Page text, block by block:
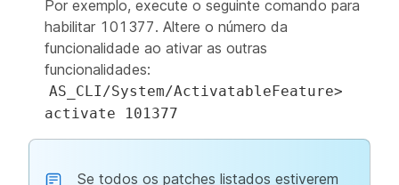
Por exemplo, execute o seguinte comando para
habilitar 101377. Altere o número da
funcionalidade ao ativar as outras
funcionalidades:
AS_CLI/System/ActivatableFeature>
activate 101377
Se todos os patches listados estiverem